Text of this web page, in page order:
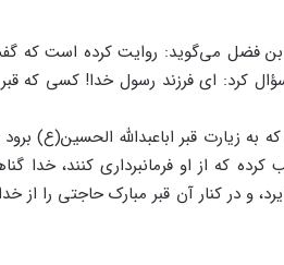
بن فضل می‌گوید: روایت کرده است که
کرد: ای فرزند رسول خدا! کسی که قبر
زیارت قبر اباعبدالله الحسین(ع) برود
که از او فرمانبرداری کنند، خدا
و در کنار آن قبر مبارک حاجتی را از